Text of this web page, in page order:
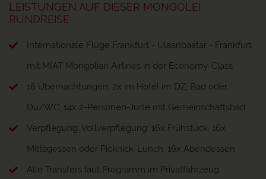
LEISTUNGEN AUF DIESER MONGOLEI
RUNDREISE
Internationale Flüge Frankfurt - Ulaanbaatar - Frankfurt
mit MIAT Mongolian Airlines in der Economy-Class
16 Übernachtungen: 2x im Hotel im DZ, Bad oder
Du/WC, 14x 2-Personen-Jurte mit Gemeinschaftsbad
Verpflegung: Vollverpflegung: 16x Frühstück, 16x
Mittagessen oder Picknick-Lunch, 16x Abendessen
Alle Transfers laut Programm im Privatfahrzeug